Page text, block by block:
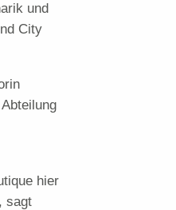
und
City
hier
sagt